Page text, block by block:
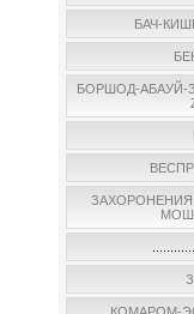
БАЧ-
БОРШОД-АБАУЙ-
ЗАХОРОНЕНИЯ